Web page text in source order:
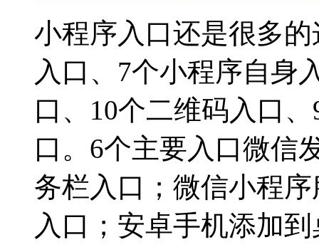
小程序入口还是很多
入口、7个小程序自身
口、10个二维码入口
口。6个主要入口微信
务栏入口；微信小程
入口；安卓手机添加